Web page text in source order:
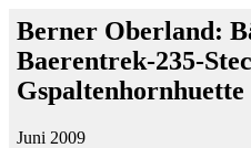
Berner Oberland:
Baerentrek-235-
Gspaltenhornhuette
Juni 2009